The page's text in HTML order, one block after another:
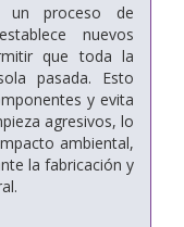
un proceso de
nuevos
que toda la
pasada. Esto
y evita
agresivos, lo
ambiental,
la fabricación y